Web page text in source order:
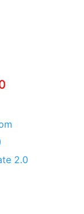
2.0